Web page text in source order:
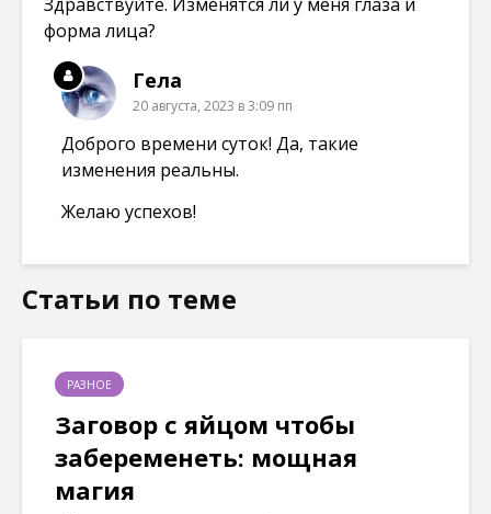
форма лица?
Гела
20 августа, 2023 в 3:09 пп
Доброго времени суток! Да, такие
изменения реальны.
Желаю успехов!
Статьи по теме
РАЗНОЕ
Заговор с яйцом чтобы
забеременеть: мощная
магия